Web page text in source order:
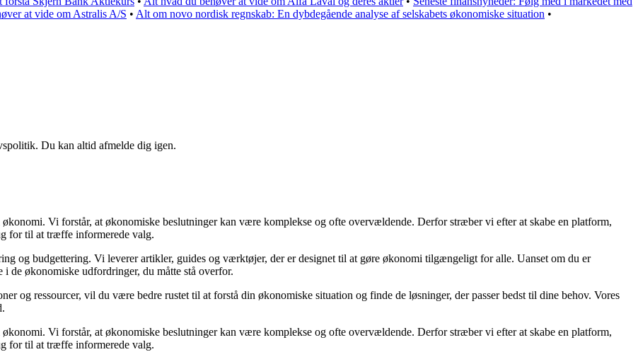
at vide om Astralis A/S • Alt om novo nordisk regnskab: En dybdegående analyse af selskabets økonomiske situation •
Du kan altid afmelde dig igen.
Vi forstår, at økonomiske beslutninger kan være komplekse og ofte overvældende. Derfor stræber vi efter at skabe en platform,
for til at træffe informerede valg.
og budgettering. Vi leverer artikler, guides og værktøjer, der er designet til at gøre økonomi tilgængeligt for alle. Uanset om du er
de økonomiske udfordringer, du måtte stå overfor.
og ressourcer, vil du være bedre rustet til at forstå din økonomiske situation og finde de løsninger, der passer bedst til dine behov. Vores
Vi forstår, at økonomiske beslutninger kan være komplekse og ofte overvældende. Derfor stræber vi efter at skabe en platform,
for til at træffe informerede valg.